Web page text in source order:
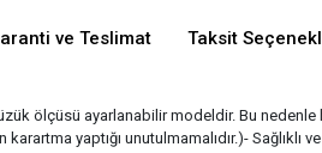
ve Teslimat Taksit
ölçüsü ayarlanabilir modeldir. Bu
yaptığı unutulmamalıdır.)- Sağlıklı